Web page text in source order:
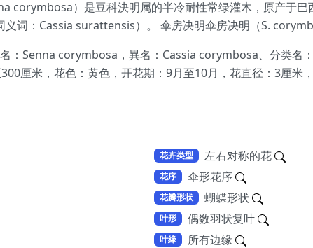
corymbosa）是豆科決明属的半冷耐性常绿灌木，原产于
词：Cassia surattensis）。 伞房决明伞房决明（S.
：Senna corymbosa，異名：Cassia corymbosa、分类名
厘米，花色：黄色，开花期：9月至10月，花直径：3厘米，
花卉类型 左右对称的花
花序 伞形花序
花瓣形状 蝴蝶形状
叶形 偶数羽状复叶
叶緣 所有边缘